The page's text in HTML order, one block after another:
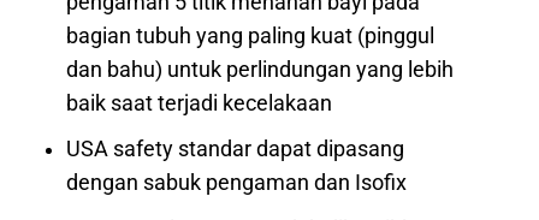
bagian tubuh yang paling kuat (pinggul
dan bahu) untuk perlindungan yang lebih
baik saat terjadi kecelakaan
USA safety standar dapat dipasang
dengan sabuk pengaman dan Isofix